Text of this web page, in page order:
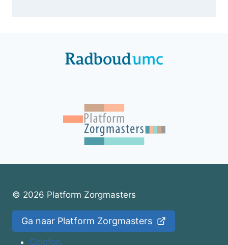
© 2026 Platform Zorgmasters
Ga naar Platform Zorgmasters
Colofon